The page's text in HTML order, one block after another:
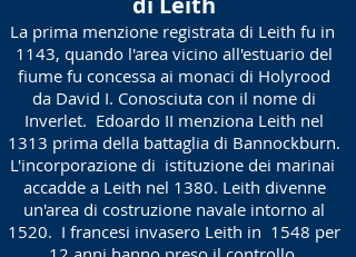
La prima menzione registrata di Leith fu in
1143, quando l'area vicino all'estuario del
fiume fu concessa ai monaci di Holyrood
da David I. Conosciuta con il nome di
Inverlet. Edoardo II menziona Leith nel
1313 prima della battaglia di Bannockburn.
L'incorporazione di istituzione dei marinai
accadde a Leith nel 1380. Leith divenne
un'area di costruzione navale intorno al
1520. I francesi invasero Leith in 1548 per